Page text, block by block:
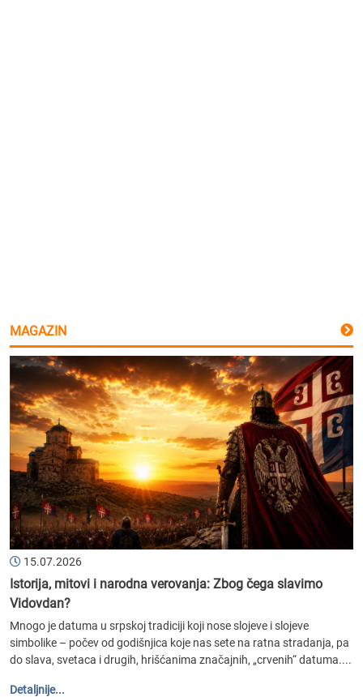
MAGAZIN
15.07.2026
Istorija, mitovi i narodna verovanja: Zbog čega slavimo
Vidovdan?
Mnogo je datuma u srpskoj tradiciji koji nose slojeve i slojeve
simbolike – počev od godišnjica koje nas sete na ratna stradanja, pa
do slava, svetaca i drugih, hrišćanima značajnih, „crvenih“ datuma....
Detaljnije...